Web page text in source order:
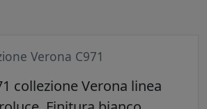
Verona C971
collezione Verona linea